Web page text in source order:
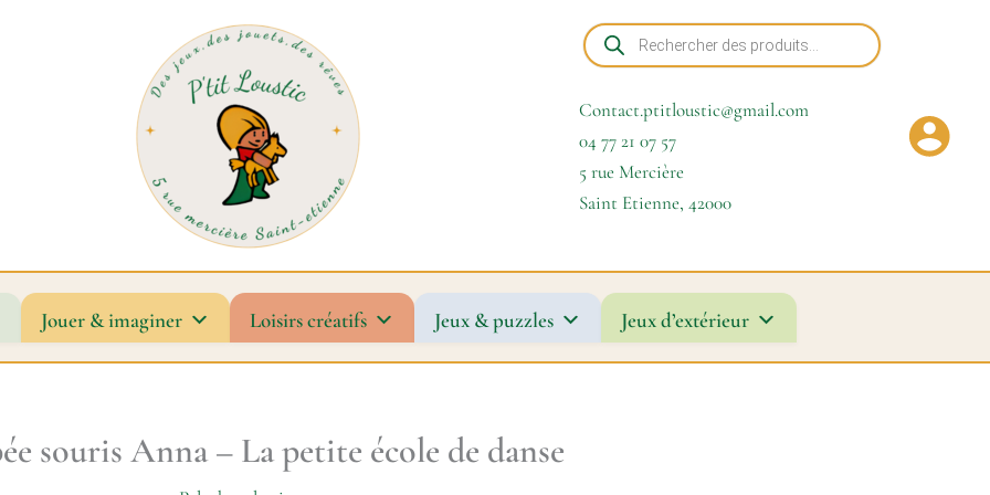
Recherche
de
produits
Contact.ptitloustic@gmail.com
04 77 21 07 57
5 rue Mercière
Saint Etienne, 42000
Jouer & imaginer Loisirs créatifs Jeux & puzzles Jeux d’extérieur
souris Anna – La petite école de danse